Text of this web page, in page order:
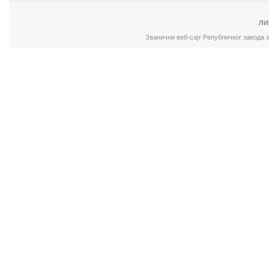
Званични веб-сајт Републичког